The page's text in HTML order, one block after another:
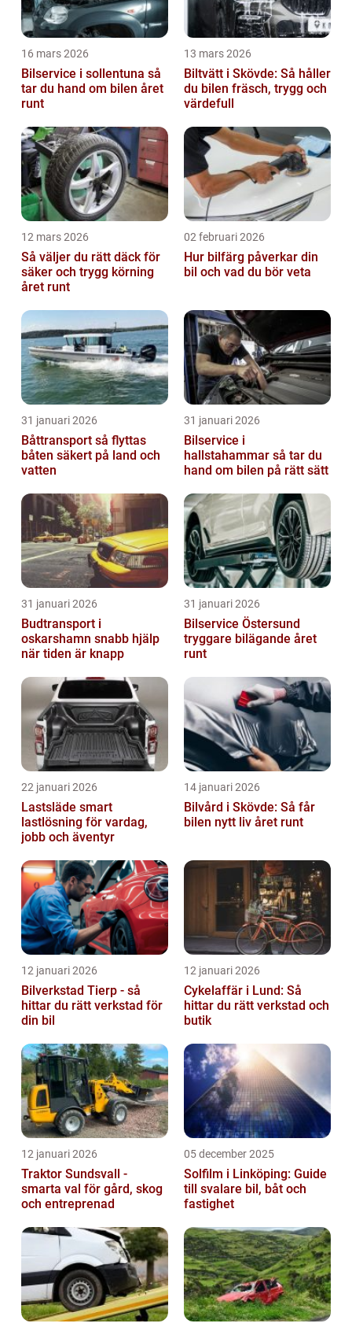
16 mars 2026
Bilservice i sollentuna så
tar du hand om bilen året
runt
13 mars 2026
Biltvätt i Skövde: Så håller
du bilen fräsch, trygg och
värdefull
12 mars 2026
Så väljer du rätt däck för
säker och trygg körning
året runt
02 februari 2026
Hur bilfärg påverkar din
bil och vad du bör veta
31 januari 2026
Båttransport så flyttas
båten säkert på land och
vatten
31 januari 2026
Bilservice i
hallstahammar så tar du
hand om bilen på rätt sätt
31 januari 2026
Budtransport i
oskarshamn snabb hjälp
när tiden är knapp
31 januari 2026
Bilservice Östersund
tryggare bilägande året
runt
22 januari 2026
Lastsläde smart
lastlösning för vardag,
jobb och äventyr
14 januari 2026
Bilvård i Skövde: Så får
bilen nytt liv året runt
12 januari 2026
Bilverkstad Tierp - så
hittar du rätt verkstad för
din bil
12 januari 2026
Cykelaffär i Lund: Så
hittar du rätt verkstad och
butik
12 januari 2026
Traktor Sundsvall -
smarta val för gård, skog
och entreprenad
05 december 2025
Solfilm i Linköping: Guide
till svalare bil, båt och
fastighet